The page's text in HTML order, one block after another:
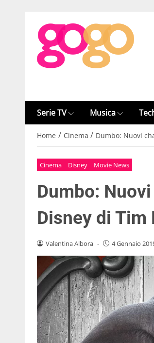
Serie TV Musica
Home / Cinema / Dumbo: Nuovi
Cinema Disney Movie News
Dumbo:
Disney di Tim
Valentina Albora - 4 Gennaio